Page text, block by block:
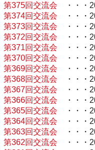
第375回交流会 ・・・
第374回交流会 ・・・
第373回交流会 ・・・
第372回交流会 ・・・
第371回交流会 ・・・
第370回交流会 ・・・
第369回交流会 ・・・
第368回交流会 ・・・
第367回交流会 ・・・
第366回交流会 ・・・
第365回交流会 ・・・
第364回交流会 ・・・
第363回交流会 ・・・
第362回交流会 ・・・